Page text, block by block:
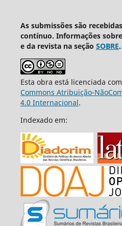
As submissões são
contínuo. Informações
e da revista na seção SOBRE.
Esta obra está licenciada
Commons Atribuição-
4.0 Internacional.
Indexado em: